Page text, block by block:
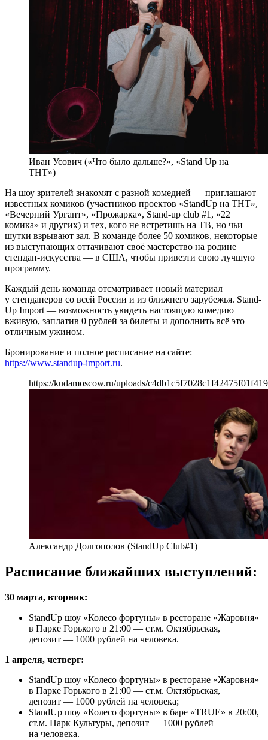
Иван Усович («Что было дальше?», «Stand Up на
ТНТ»)
На шоу зрителей знакомят с разной комедией — приглашают
известных комиков (участников проектов «StandUp на ТНТ»,
«Вечерний Ургант», «Прожарка», Stand-up club #1, «22
комика» и других) и тех, кого не встретишь на ТВ, но чьи
шутки взрывают зал. В команде более 50 комиков, некоторые
из выступающих оттачивают своё мастерство на родине
стендап-искусства — в США, чтобы привезти свою лучшую
программу.
Каждый день команда отсматривает новый материал
у стендаперов со всей России и из ближнего зарубежья. Stand-
Up Import — возможность увидеть настоящую комедию
вживую, заплатив 0 рублей за билеты и дополнить всё это
отличным ужином.
Бронирование и полное расписание на сайте:
https://www.standup-import.ru.
https://kudamoscow.ru/uploads/
Александр Долгополов (StandUp Club#1)
Расписание ближайших выступлений:
30 марта, вторник:
StandUp шоу «Колесо фортуны» в ресторане «Жаровня»
в Парке Горького в 21:00 — ст.м. Октябрьская,
депозит — 1000 рублей на человека.
1 апреля, четверг:
StandUp шоу «Колесо фортуны» в ресторане «Жаровня»
в Парке Горького в 21:00 — ст.м. Октябрьская,
депозит — 1000 рублей на человека;
StandUp шоу «Колесо фортуны» в баре «TRUE» в 20:00,
ст.м. Парк Культуры, депозит — 1000 рублей
на человека.